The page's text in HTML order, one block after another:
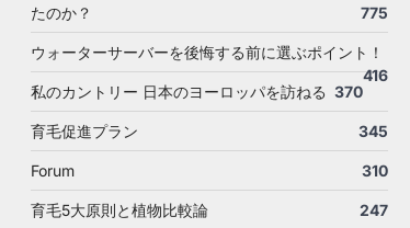
たのか？
775
ウォーターサーバーを後悔する前に選ぶポイント！
416
私のカントリー 日本のヨーロッパを訪ねる 370
育毛促進プラン 345
Forum 310
育毛5大原則と植物比較論 247